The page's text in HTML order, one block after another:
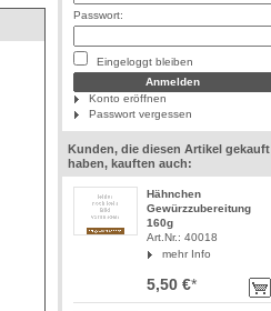
Passwort:
Eingeloggt bleiben
Konto eröffnen
Passwort vergessen
Kunden, die diesen Artikel gekauft
haben, kauften auch:
Hähnchen
Gewürzzubereitung
160g
Art.Nr.: 40018
mehr Info
5,50 €*